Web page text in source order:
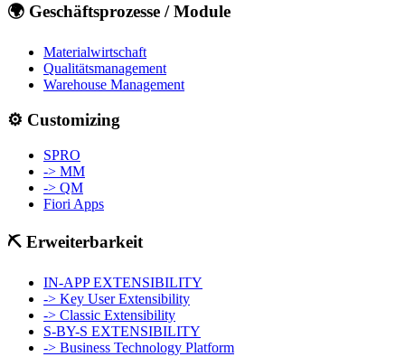
🌍 Geschäftsprozesse / Module
Materialwirtschaft
Qualitätsmanagement
Warehouse Management
⚙️ Customizing
SPRO
-> MM
-> QM
Fiori Apps
⛏️ Erweiterbarkeit
IN-APP EXTENSIBILITY
-> Key User Extensibility
-> Classic Extensibility
S-BY-S EXTENSIBILITY
-> Business Technology Platform